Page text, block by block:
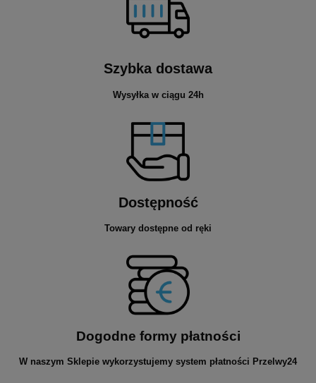
Szybka dostawa
Wysyłka w ciągu 24h
Dostępność
Towary dostępne od ręki
Dogodne formy płatności
W naszym Sklepie wykorzystujemy system płatności Przelwy24